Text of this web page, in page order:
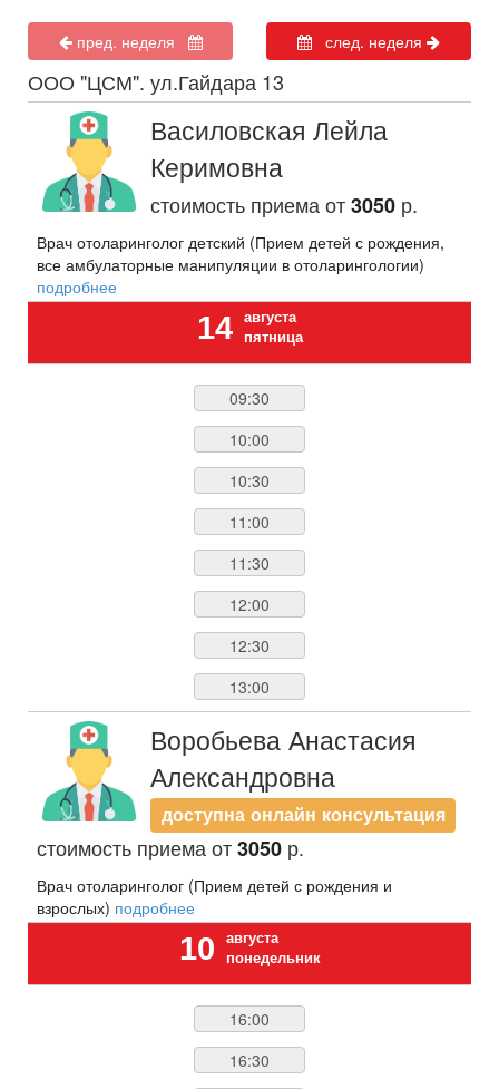
пред. неделя след. неделя
ООО "ЦСМ". ул.Гайдара 13
Василовская Лейла
Керимовна
стоимость приема от3050 р.
Врач отоларинголог детский (Прием детей с рождения,
все амбулаторные манипуляции в отоларингологии)
подробнее
14
августа
пятница
09:30
10:00
10:30
11:00
11:30
12:00
12:30
13:00
Воробьева Анастасия
Александровна
доступна онлайн консультация
стоимость приема от3050 р.
Врач отоларинголог (Прием детей с рождения и
взрослых) подробнее
10
августа
понедельник
16:00
16:30